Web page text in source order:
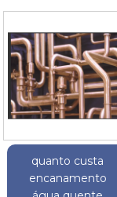
quanto custa
encanamento